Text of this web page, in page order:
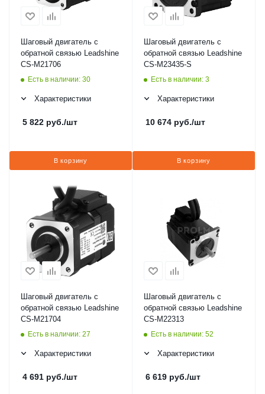
Шаговый двигатель с
обратной связью Leadshine
CS-M21706
Есть в наличии: 30
Характеристики
5 822 руб./шт
В корзину
Шаговый двигатель с
обратной связью Leadshine
CS-M23435-S
Есть в наличии: 3
Характеристики
10 674 руб./шт
В корзину
Шаговый двигатель с
обратной связью Leadshine
CS-M21704
Есть в наличии: 27
Характеристики
4 691 руб./шт
Шаговый двигатель с
обратной связью Leadshine
CS-M22313
Есть в наличии: 52
Характеристики
6 619 руб./шт